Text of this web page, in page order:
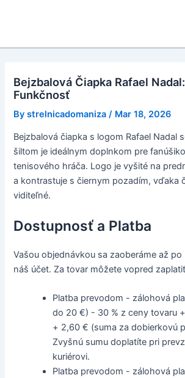
Bejzbalová Čiapka Rafael
Funkčnosť
Bystrelnicadomaniza / Mar 18, 2026
Bejzbalová čiapka s logom Rafael Nadal
šiltom je ideálnym doplnkom pre
tenisového hráča. Logo je vyšité na
a kontrastuje s čiernym pozadím, vďaka
viditeľné.
Dostupnosť a Platba
Vašou objednávkou sa zaoberáme až po
náš účet. Za tovar môžete vopred
Platba prevodom - zálohová
do 20 €) - 30 % z ceny tovaru
+ 2,60 € (suma za dobierkovú
Zvyšnú sumu doplatíte pri
kuriérovi.
Platba prevodom - zálohová